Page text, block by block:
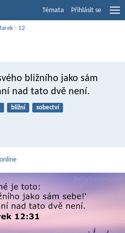
Témata Přihlásit se
› 12
bližního jako sám
nad tato dvě není.
bližní sobectví
online